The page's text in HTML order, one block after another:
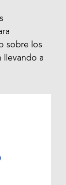
sobre los
llevando a